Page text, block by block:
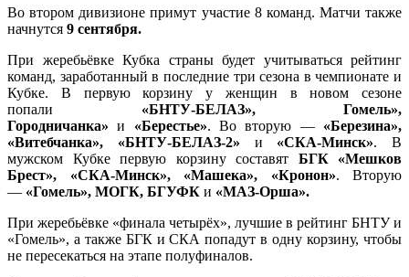
Во втором дивизионе примут участие 8 команд. Матчи также
начнутся 9 сентября.
При жеребьёвке Кубка страны будет учитываться рейтинг
команд, заработанный в последние три сезона в чемпионате и
Кубке. В первую корзину у женщин в новом сезоне
попали «БНТУ-БЕЛАЗ», Гомель»,
Городничанка» и «Берестье». Во вторую — «Березина»,
«Витебчанка», «БНТУ-БЕЛАЗ-2» и «СКА-Минск». В
мужском Кубке первую корзину составят БГК
«Мешков
Брест», «СКА-Минск», «Машека», «Кронон». Вторую
— «Гомель», МОГК, БГУФК и «МАЗ-Орша».
При жеребьёвке «финала четырёх», лучшие в рейтинг БНТУ и
«Гомель», а также БГК и СКА попадут в одну корзину, чтобы
не пересекаться на этапе полуфиналов.